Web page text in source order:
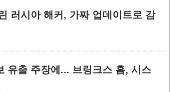
러시아 해커, 가짜 업데이트로 감
유출 주장에... 브링크스 홈, 시스